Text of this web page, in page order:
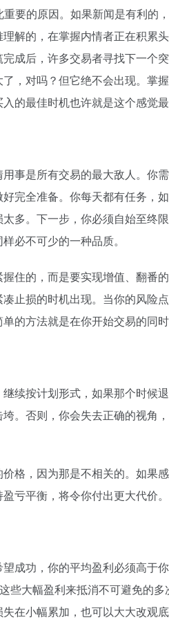
重要的原因。如果新闻是有利的
解的，在掌握内情者正在积累
成后，许多交易者寻找下一个突
，对吗？但它绝不会出现。掌
的最佳时机也许就是这个感觉最
事是所有交易的最大敌人。你
完全准备。你每天都有任务，
多。下一步，你必须自始至终
必不可少的一种品质。
住的，而是要实现增值、翻番
止损的时机出现。当你的风险
的方法就是在你开始交易的同时
续按计划形式，如果那个时候
。否则，你会失去正确的视角
格，因为那是不相关的。如果
亏平衡，将令你付出更大代价。
成功，你的平均盈利必须高于
些大幅盈利来抵消不可避免的
在小幅累加，也可以大大改观